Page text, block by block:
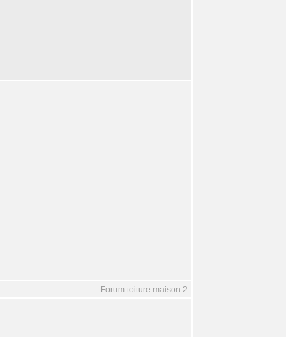
Forum toiture maison 2